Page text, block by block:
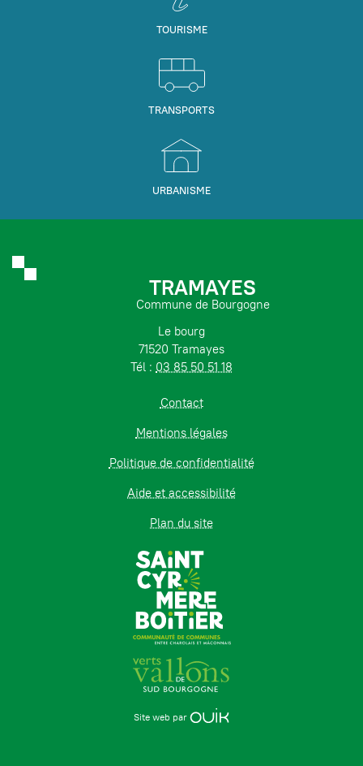
TOURISME
TRANSPORTS
URBANISME
TRAMAYES
Commune de Bourgogne
Le bourg
71520 Tramayes
Tél : 03 85 50 51 18
Contact
Mentions légales
Politique de confidentialité
Aide et accessibilité
Plan du site
Site web par